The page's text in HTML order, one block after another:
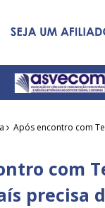
Após encontro com
com
precisa